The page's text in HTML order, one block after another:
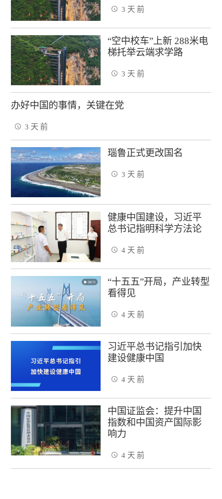
3 天 前
“空中校车”上新 288米电
梯托举云端求学路
3 天 前
办好中国的事情，关键在党
3 天 前
瑙鲁正式更改国名
3 天 前
健康中国建设，习近平
总书记指明科学方法论
4 天 前
“十五五”开局，产业转型
看得见
4 天 前
习近平总书记指引加快
建设健康中国
4 天 前
中国证监会：提升中国
指数和中国资产国际影
响力
4 天 前